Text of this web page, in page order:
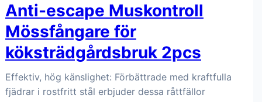
Anti-escape Muskontroll
Mössfångare för
köksträdgårdsbruk 2pcs
Effektiv, hög känslighet: Förbättrade med kraftfulla
fjädrar i rostfritt stål erbjuder dessa råttfällor